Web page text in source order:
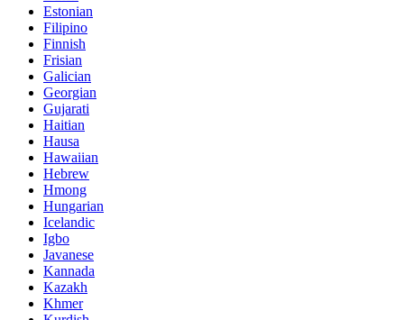
Estonian
Filipino
Finnish
Frisian
Galician
Georgian
Gujarati
Haitian
Hausa
Hawaiian
Hebrew
Hmong
Hungarian
Icelandic
Igbo
Javanese
Kannada
Kazakh
Khmer